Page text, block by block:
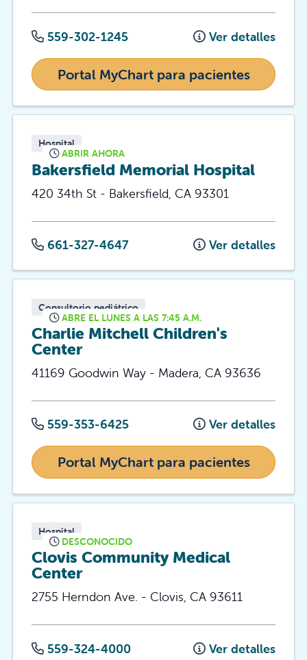
559-302-1245 Ver detalles
Portal MyChart para pacientes
Hospital
ABRIR AHORA
Bakersfield Memorial Hospital
420 34th St - Bakersfield, CA 93301
661-327-4647 Ver detalles
Consultorio pediátrico
ABRE EL LUNES A LAS 7:45 A.M.
Charlie Mitchell Children's
Center
41169 Goodwin Way - Madera, CA 93636
559-353-6425 Ver detalles
Portal MyChart para pacientes
Hospital
DESCONOCIDO
Clovis Community Medical
Center
2755 Herndon Ave. - Clovis, CA 93611
559-324-4000 Ver detalles